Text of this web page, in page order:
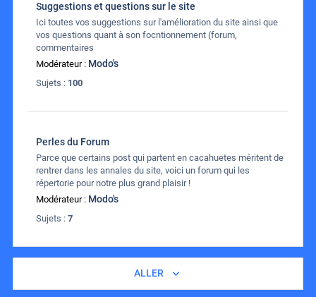
Suggestions et questions sur le site
Ici toutes vos suggestions sur l'amélioration du site ainsi que
vos questions quant à son focntionnement (forum,
commentaires
Modérateur : Modo's
Sujets : 100
Perles du Forum
Parce que certains post qui partent en cacahuetes méritent de
rentrer dans les annales du site, voici un forum qui les
répertorie pour notre plus grand plaisir !
Modérateur : Modo's
Sujets : 7
ALLER